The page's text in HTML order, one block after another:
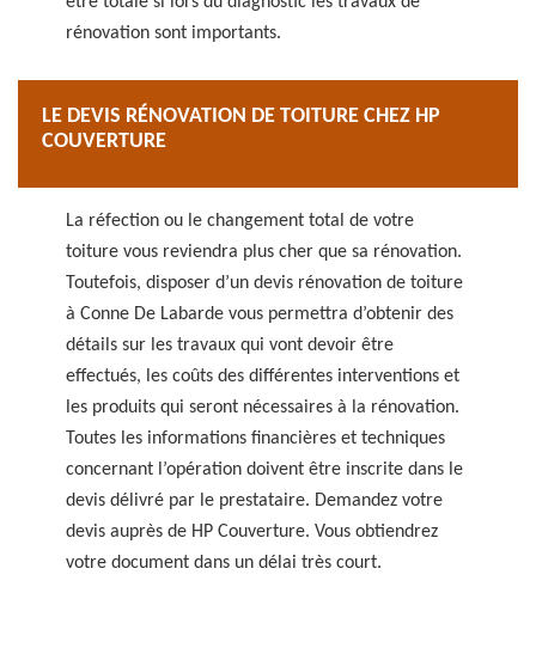
rénovation sont importants.
LE DEVIS RÉNOVATION DE TOITURE CHEZ HP
COUVERTURE
La réfection ou le changement total de votre
toiture vous reviendra plus cher que sa rénovation.
Toutefois, disposer d’un devis rénovation de toiture
à Conne De Labarde vous permettra d’obtenir des
détails sur les travaux qui vont devoir être
effectués, les coûts des différentes interventions et
les produits qui seront nécessaires à la rénovation.
Toutes les informations financières et techniques
concernant l’opération doivent être inscrite dans le
devis délivré par le prestataire. Demandez votre
devis auprès de HP Couverture. Vous obtiendrez
votre document dans un délai très court.